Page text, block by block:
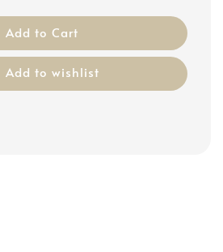
Add to Cart
Add to wishlist